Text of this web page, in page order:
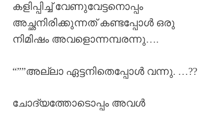
കളിപ്പിച്ച് വേണുവേട്ടനൊപ്പം
അച്ഛനിരിക്കുന്നത് കണ്ടപ്പോൾ ഒരു
നിമിഷം അവളൊന്നമ്പരന്നു….
“””അല്ലാ ഏട്ടനിതെപ്പോൾ വന്നു. …??
ചോദ്യത്തോടൊപ്പം അവൾ